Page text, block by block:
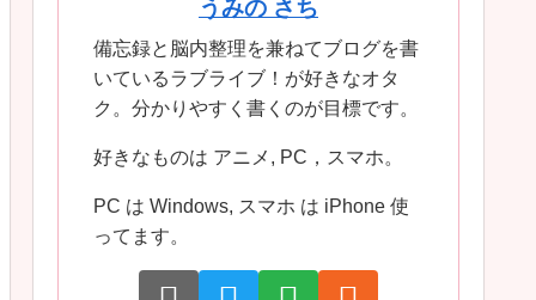
うみの さち
備忘録と脳内整理を兼ねてブログを書
いているラブライブ！が好きなオタ
ク。分かりやすく書くのが目標です。
好きなものは アニメ, PC，スマホ。
PC は Windows, スマホ は iPhone 使
ってます。